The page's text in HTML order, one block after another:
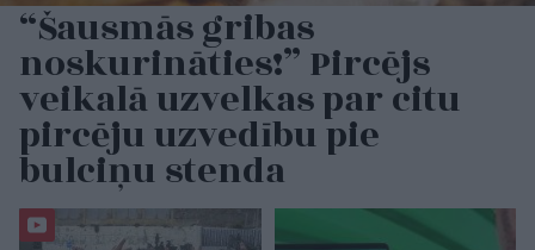
“Šausmās gribas
noskurināties!” Pircējs
veikalā uzvelkas par citu
pircēju uzvedību pie
bulciņu stenda